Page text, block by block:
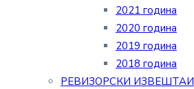
2021 година
2020 година
2019 година
2018 година
РЕВИЗОРСКИ ИЗВЕШТАИ